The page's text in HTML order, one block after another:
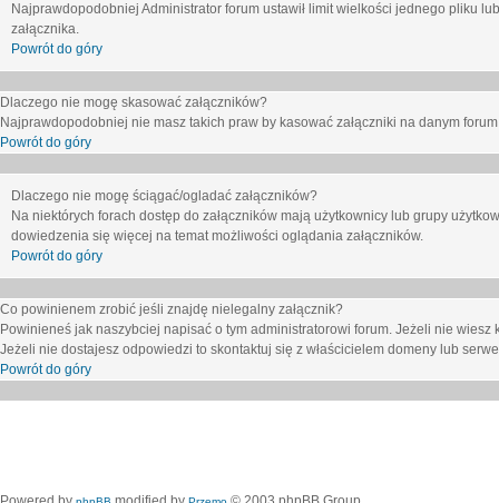
Najprawdopodobniej Administrator forum ustawił limit wielkości jednego pliku
załącznika.
Powrót do góry
Dlaczego nie mogę skasować załączników?
Najprawdopodobniej nie masz takich praw by kasować załączniki na danym
Powrót do góry
Dlaczego nie mogę ściągać/ogladać załączników?
Na niektórych forach dostęp do załączników mają użytkownicy lub grupy
dowiedzenia się więcej na temat możliwości oglądania załączników.
Powrót do góry
Co powinienem zrobić jeśli znajdę nielegalny załącznik?
Powinieneś jak naszybciej napisać o tym administratorowi forum. Jeżeli nie
Jeżeli nie dostajesz odpowiedzi to skontaktuj się z właścicielem domeny lub
Powrót do góry